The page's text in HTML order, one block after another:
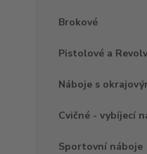
Brokové
Pistolové a
Náboje s
Cvičné - vybíjecí
Sportovní náboje